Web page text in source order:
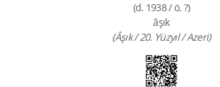
(d. 1938 / ö. ?)
âşık
(Âşık / 20. Yüzyıl / Azeri)